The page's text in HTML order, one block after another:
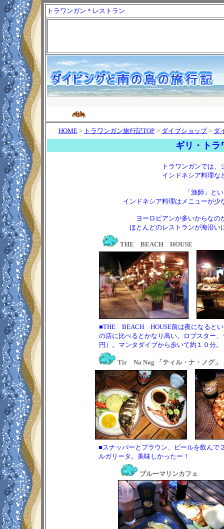
トラワンガン＊レストラン
HOME > トラワンガン旅行記TOP > ダイブショップ> ダ
ギリ・トラ
トラワンガンでは、
インドネシア料理な
「漁師」とい
インドネシア料理はメニューが
ヨーロピアンが多いからな
ほとんどのレストランが海沿い
THE BEACH HOUSE
■THE BEACH HOUSE前は夜になるとい
の店に比べるとかなり高い。ロブスター
円）。マンタダイブから歩いて約１０分。
Tir Na Nog 「ティル・ナ・ノグ」
■スナッパーとプラウン、ビールを飲んで
ルガリータ。美味しかったー！
ブルーマリンカフェ